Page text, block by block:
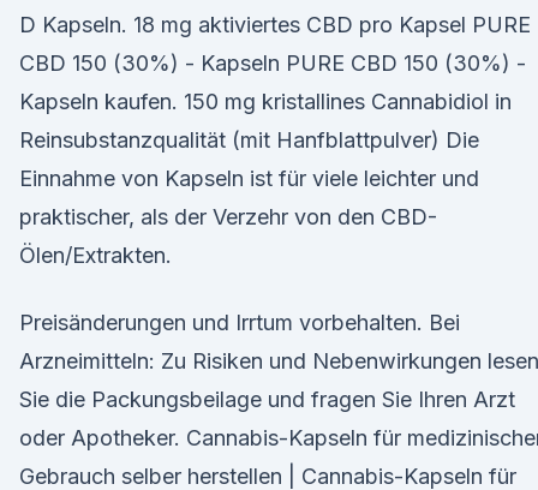
D Kapseln. 18 mg aktiviertes CBD pro Kapsel PURE
CBD 150 (30%) - Kapseln PURE CBD 150 (30%) -
Kapseln kaufen. 150 mg kristallines Cannabidiol in
Reinsubstanzqualität (mit Hanfblattpulver) Die
Einnahme von Kapseln ist für viele leichter und
praktischer, als der Verzehr von den CBD-
Ölen/Extrakten.
Preisänderungen und Irrtum vorbehalten. Bei
Arzneimitteln: Zu Risiken und Nebenwirkungen lesen
Sie die Packungsbeilage und fragen Sie Ihren Arzt
oder Apotheker. Cannabis-Kapseln für
Gebrauch selber herstellen | Cannabis-Kapseln für